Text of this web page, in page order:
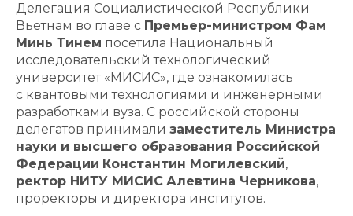
Делегация Социалистической Республики
Вьетнам во главе с Премьер-министром Фам
Минь Тинем посетила Национальный
исследовательский технологический
университет «МИСИС», где ознакомилась
с квантовыми технологиями и инженерными
разработками вуза. С российской стороны
делегатов принимали заместитель Министра
науки и высшего образования Российской
Федерации Константин Могилевский,
ректор НИТУ МИСИС Алевтина Черникова,
проректоры и директора институтов.